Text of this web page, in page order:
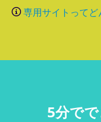
専用サイトってど
5分で